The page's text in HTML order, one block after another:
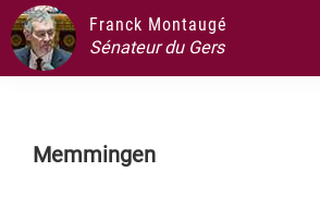
Passer
au
contenu
Passer
la
latérale
Passer
au
pied
page
Franck Montaugé
Sénateur du Gers
Memmingen